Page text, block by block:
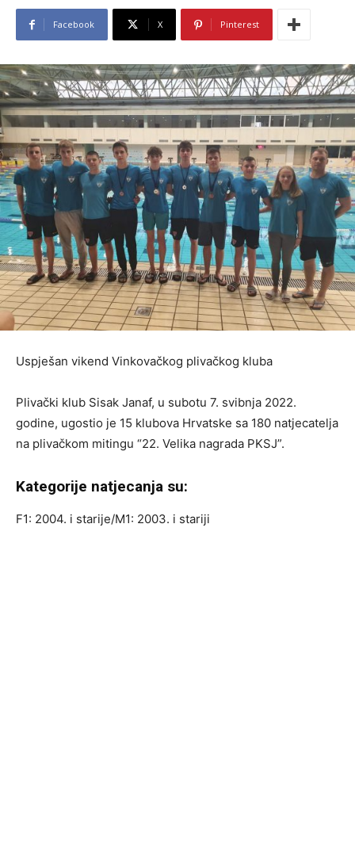
Facebook X Pinterest
Uspješan vikend Vinkovačkog plivačkog kluba
Plivački klub Sisak Janaf, u subotu 7. svibnja 2022.
godine, ugostio je 15 klubova Hrvatske sa 180 natjecatelja
na plivačkom mitingu “22. Velika nagrada PKSJ”.
Kategorije natjecanja su:
F1: 2004. i starije/M1: 2003. i stariji